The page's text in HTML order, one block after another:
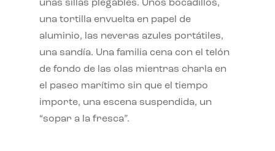
unas sillas plegables. Unos bocadillos,
una tortilla envuelta en papel de
aluminio, las neveras azules portátiles,
una sandía. Una familia cena con el telón
de fondo de las olas mientras charla en
el paseo marítimo sin que el tiempo
importe, una escena suspendida, un
“sopar a la fresca”.